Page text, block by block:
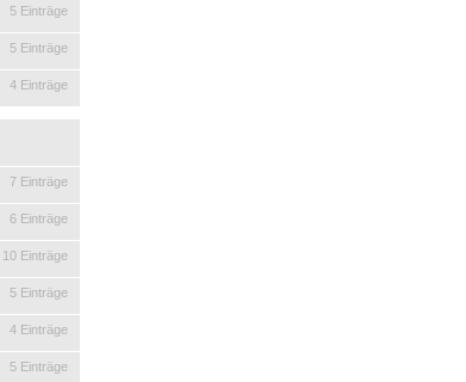
5 Einträge
5 Einträge
4 Einträge
7 Einträge
6 Einträge
10 Einträge
5 Einträge
4 Einträge
5 Einträge